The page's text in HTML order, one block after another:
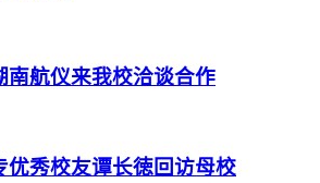
南航仪来我校洽谈合作
优秀校友谭长徳回访母校